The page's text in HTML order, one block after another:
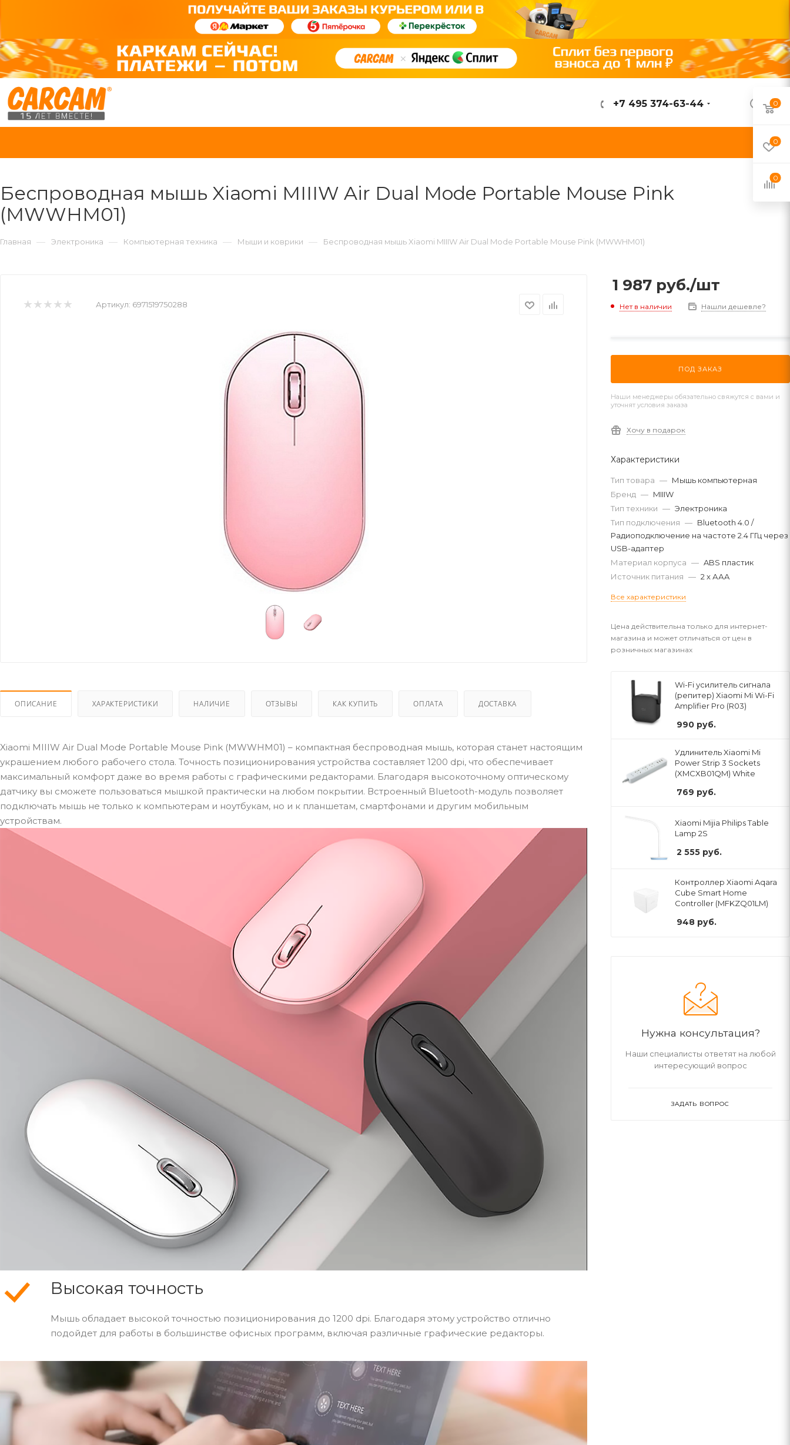
ВОЙТИ
+7 495 374-63-44
Беспроводная мышь Xiaomi MIIIW Air Dual Mode Portable Mouse Pink
(MWWHM01)
Главная — Электроника — Компьютерная техника — Мыши и коврики — Беспроводная мышь Xiaomi MIIIW Air Dual Mode Portable Mouse Pink (MWWHM01)
Артикул: 6971519750288
ОПИСАНИЕ ХАРАКТЕРИСТИКИ НАЛИЧИЕ ОТЗЫВЫ КАК КУПИТЬ ОПЛАТА ДОСТАВКА
Xiaomi MIIIW Air Dual Mode Portable Mouse Pink (MWWHM01) – компактная беспроводная мышь, которая станет настоящим
украшением любого рабочего стола. Точность позиционирования устройства составляет 1200 dpi, что обеспечивает
максимальный комфорт даже во время работы с графическими редакторами. Благодаря высокоточному оптическому
датчику вы сможете пользоваться мышкой практически на любом покрытии. Встроенный Bluetooth-модуль позволяет
подключать мышь не только к компьютерам и ноутбукам, но и к планшетам, смартфонами и другим мобильным
устройствам.
Высокая точность
Мышь обладает высокой точностью позиционирования до 1200 dpi. Благодаря этому устройство отлично
подойдет для работы в большинстве офисных программ, включая различные графические редакторы.
1 987 руб./шт
Нет в наличии Нашли дешевле?
ПОД ЗАКАЗ
Наши менеджеры обязательно свяжутся с вами и
уточнят условия заказа
Хочу в подарок
Характеристики
Тип товара — Мышь компьютерная
Бренд — MIIIW
Тип техники — Электроника
Тип подключения — Bluetooth 4.0 /
Радиоподключение на частоте 2.4 ГГц через
USB-адаптер
Материал корпуса — ABS пластик
Источник питания — 2 x ААA
Все характеристики
Цена действительна только для интернет-
магазина и может отличаться от цен в
розничных магазинах
Wi-Fi усилитель сигнала
(репитер) Xiaomi Mi Wi-Fi
Amplifier Pro (R03)
990 руб.
Удлинитель Xiaomi Mi
Power Strip 3 Sockets
(XMCXB01QM) White
769 руб.
Xiaomi Mijia Philips Table
Lamp 2S
2 555 руб.
Контроллер Xiaomi Aqara
Cube Smart Home
Controller (MFKZQ01LM)
948 руб.
Нужна консультация?
Наши специалисты ответят на любой
интересующий вопрос
ЗАДАТЬ ВОПРОС
0
0
0